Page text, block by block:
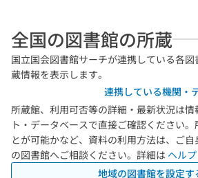
全国の図書館の所蔵
国立国会図書館サーチが連携している各
蔵情報を表示します。
連携している機関・
所蔵館、利用可否等の詳細・最新状況は
ト・データベースで直接ご確認ください
とが可能かなど、資料の利用方法は、ご自
の図書館へご相談ください。詳細は ヘルプ
地域の図書館を設定す